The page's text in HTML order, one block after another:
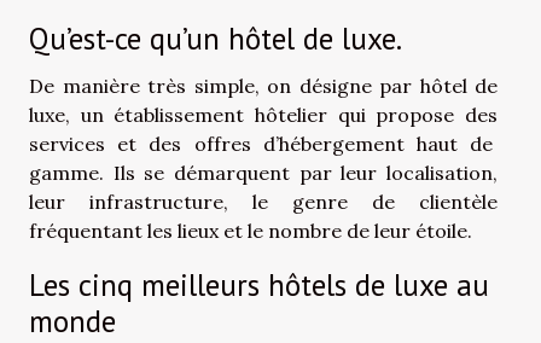
Qu’est-ce qu’un hôtel de luxe.
De manière très simple, on désigne par hôtel de
luxe, un établissement hôtelier qui propose des
services et des offres d’hébergement haut de
gamme. Ils se démarquent par leur localisation,
leur infrastructure, le genre de clientèle
fréquentant les lieux et le nombre de leur étoile.
Les cinq meilleurs hôtels de luxe au
monde